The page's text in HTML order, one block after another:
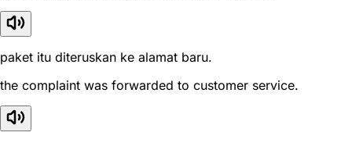
paket itu diteruskan ke alamat baru.
the complaint was forwarded to customer service.